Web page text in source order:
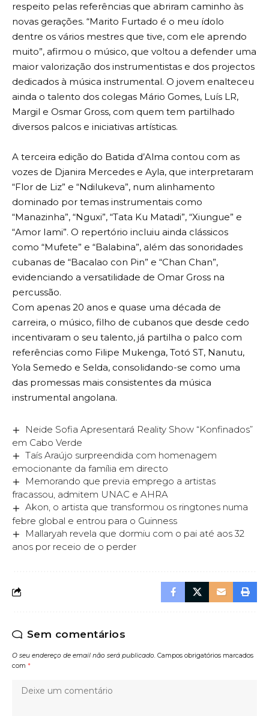
respeito pelas referências que abriram caminho às
novas gerações. “Marito Furtado é o meu ídolo
dentre os vários mestres que tive, com ele aprendo
muito”, afirmou o músico, que voltou a defender uma
maior valorização dos instrumentistas e dos projectos
dedicados à música instrumental. O jovem enalteceu
ainda o talento dos colegas Mário Gomes, Luís LR,
Margil e Osmar Gross, com quem tem partilhado
diversos palcos e iniciativas artísticas.
A terceira edição do Batida d’Alma contou com as
vozes de Djanira Mercedes e Ayla, que interpretaram
“Flor de Liz” e “Ndilukeva”, num alinhamento
dominado por temas instrumentais como
“Manazinha”, “Nguxi”, “Tata Ku Matadi”, “Xiungue” e
“Amor Iami”. O repertório incluiu ainda clássicos
como “Mufete” e “Balabina”, além das sonoridades
cubanas de “Bacalao con Pin” e “Chan Chan”,
evidenciando a versatilidade de Omar Gross na
percussão.
Com apenas 20 anos e quase uma década de
carreira, o músico, filho de cubanos que desde cedo
incentivaram o seu talento, já partilha o palco com
referências como Filipe Mukenga, Totó ST, Nanutu,
Yola Semedo e Selda, consolidando-se como uma
das promessas mais consistentes da música
instrumental angolana.
Neide Sofia Apresentará Reality Show “Konfinados”
em Cabo Verde
Taís Araújo surpreendida com homenagem
emocionante da família em directo
Memorando que previa emprego a artistas
fracassou, admitem UNAC e AHRA
Akon, o artista que transformou os ringtones numa
febre global e entrou para o Guinness
Mallaryah revela que dormiu com o pai até aos 32
anos por receio de o perder
Sem comentários
O seu endereço de email não será publicado. Campos obrigatórios marcados
com *